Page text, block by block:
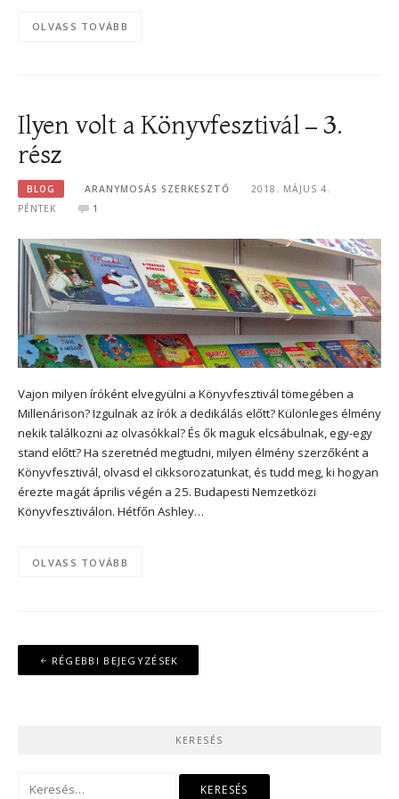
OLVASS TOVÁBB
Ilyen volt a Könyvfesztivál – 3.
rész
BLOG ARANYMOSÁS SZERKESZTŐ
2018. MÁJUS 4.
PÉNTEK
1
Vajon milyen íróként elvegyülni a Könyvfesztivál tömegében a
Millenárison? Izgulnak az írók a dedikálás előtt? Különleges élmény
nekik találkozni az olvasókkal? És ők maguk elcsábulnak, egy-egy
stand előtt? Ha szeretnéd megtudni, milyen élmény szerzőként a
Könyvfesztivál, olvasd el cikksorozatunkat, és tudd meg, ki hogyan
érezte magát április végén a 25. Budapesti Nemzetközi
Könyvfesztiválon. Hétfőn Ashley…
OLVASS TOVÁBB
Bejegyzés
navigáció
RÉGEBBI BEJEGYZÉSEK
KERESÉS